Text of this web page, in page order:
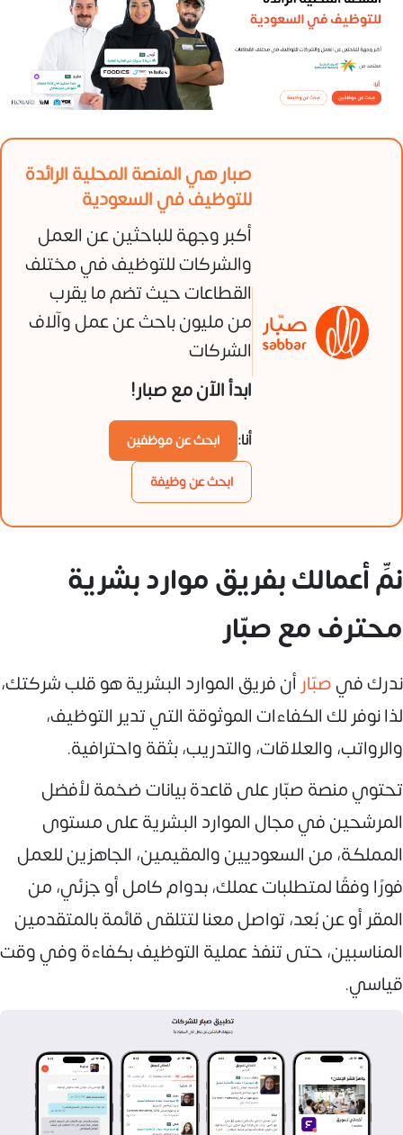
صبار هي المنصة المحلية الرائدة
للتوظيف في السعودية
أكبر وجهة للباحثين عن العمل
والشركات للتوظيف في مختلف
القطاعات حيث تضم ما يقرب
من مليون باحث عن عمل وآلاف
الشركات
ابدأ الآن مع صبار!
أنا:
ابحث عن موظفين
ابحث عن وظيفة
نمِّ أعمالك بفريق موارد بشرية
محترف مع صبّار
ندرك فيصبّار أن فريق الموارد البشرية هو قلب شركتك،
لذا نوفر لك الكفاءات الموثوقة التي تدير التوظيف،
والرواتب، والعلاقات، والتدريب، بثقة واحترافية.
تحتوي منصة صبّار على قاعدة بيانات ضخمة لأفضل
المرشحين في مجال الموارد البشرية على مستوى
المملكة، من السعوديين والمقيمين، الجاهزين للعمل
فورًا وفقًا لمتطلبات عملك، بدوام كامل أو جزئي، من
المقر أو عن بُعد، تواصل معنا لتتلقى قائمة بالمتقدمين
المناسبين، حتى تنفذ عملية التوظيف بكفاءة وفي وقت
قياسي.